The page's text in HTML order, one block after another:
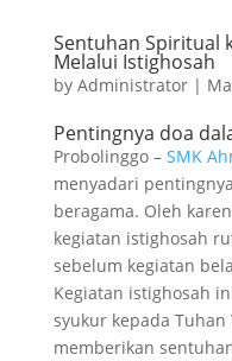
Sentuhan Spiritual
Melalui Istighosah
by Administrator|
Pentingnya doa
Probolinggo – SMK
menyadari
beragama. Oleh
kegiatan istighosah
sebelum kegiatan
Kegiatan istighosah
syukur kepada Tuhan
memberikan